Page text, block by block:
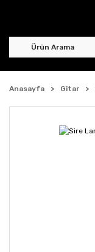
Anasayfa Gitar